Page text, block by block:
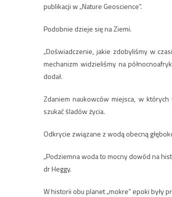
publikacji w „Nature Geoscience”.
Podobnie dzieje się na Ziemi.
„Doświadczenie, jakie zdobyliśmy w
mechanizm widzieliśmy na
dodał.
Zdaniem naukowców miejsca, w
szukać śladów życia.
Odkrycie związane z wodą obecną
„Podziemna woda to mocny dowód na
dr Heggy.
W historii obu planet „mokre” epoki były